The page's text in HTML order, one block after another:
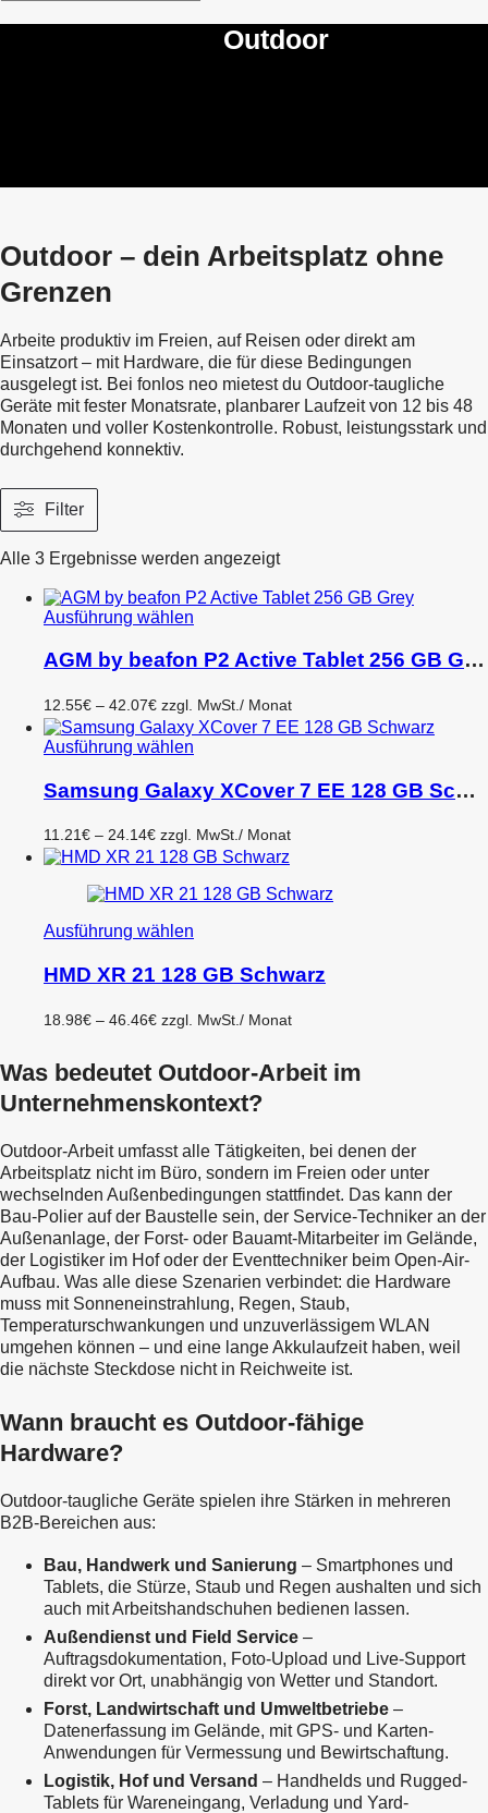
Outdoor – dein Arbeitsplatz ohne
Grenzen
Arbeite produktiv im Freien, auf Reisen oder direkt am
Einsatzort – mit Hardware, die für diese Bedingungen
ausgelegt ist. Bei fonlos neo mietest du Outdoor-taugliche
Geräte mit fester Monatsrate, planbarer Laufzeit von 12 bis 48
Monaten und voller Kostenkontrolle. Robust, leistungsstark und
durchgehend konnektiv.
Filter
Alle 3 Ergebnisse werden angezeigtNach
sortiert
Ausführung wählen
weist
mehrere
auf.
Die
Optionen
auf
Produktseite
gewählt
werden
AGM by beafon P2 Active Tablet 256 GB Grey
12.55€ – 42.07€Preisspanne:
12.55€
bis
zzgl. MwSt. / Monat
Ausführung wählen
weist
mehrere
auf.
Die
Optionen
können
der
gewählt
Samsung Galaxy XCover 7 EE 128 GB Schwarz
11.21€ – 24.14€Preisspanne:
11.21€
24.14€
zzgl. MwSt./ Monat
Ausführung wählen
weist
mehrere
auf.
Optionen
können
auf
Produktseite
gewählt
werden
HMD XR 21 128 GB Schwarz
18.98€ – 46.46€Preisspanne:
46.46€
zzgl. MwSt. / Monat
Was bedeutet Outdoor-Arbeit im
Unternehmenskontext?
Outdoor-Arbeit umfasst alle Tätigkeiten, bei denen der
Arbeitsplatz nicht im Büro, sondern im Freien oder unter
wechselnden Außenbedingungen stattfindet. Das kann der
Bau-Polier auf der Baustelle sein, der Service-Techniker an der
Außenanlage, der Forst- oder Bauamt-Mitarbeiter im Gelände,
der Logistiker im Hof oder der Eventtechniker beim Open-Air-
Aufbau. Was alle diese Szenarien verbindet: die Hardware
muss mit Sonneneinstrahlung, Regen, Staub,
Temperaturschwankungen und unzuverlässigem WLAN
umgehen können – und eine lange Akkulaufzeit haben, weil
Wann braucht es Outdoor-fähige
Hardware?
Outdoor-taugliche Geräte spielen ihre Stärken in mehreren
Bau, Handwerk und Sanierung – Smartphones und
Tablets, die Stürze, Staub und Regen aushalten und sich
auch mit Arbeitshandschuhen bedienen lassen.
Außendienst und Field Service –
Auftragsdokumentation, Foto-Upload und Live-Support
direkt vor Ort, unabhängig von Wetter und Standort.
Forst, Landwirtschaft und Umweltbetriebe –
Datenerfassung im Gelände, mit GPS- und Karten-
Anwendungen für Vermessung und Bewirtschaftung.
Logistik, Hof und Versand – Handhelds und Rugged-
Tablets für Wareneingang, Verladung und Yard-